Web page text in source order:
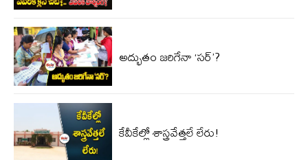
అద్భుతం జరిగేనా ‘సర్’?
కేవీకేల్లో శాస్త్రవేత్తలే లేరు!